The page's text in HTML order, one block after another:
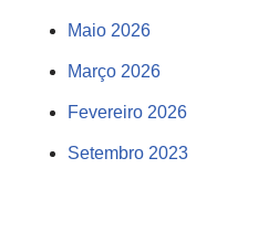
Maio 2026
Março 2026
Fevereiro 2026
Setembro 2023